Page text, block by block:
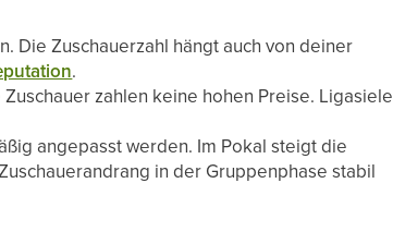
Die Zuschauerzahl hängt auch von deiner
.
zahlen keine hohen Preise. Ligasiele
angepasst werden. Im Pokal steigt die
in der Gruppenphase stabil